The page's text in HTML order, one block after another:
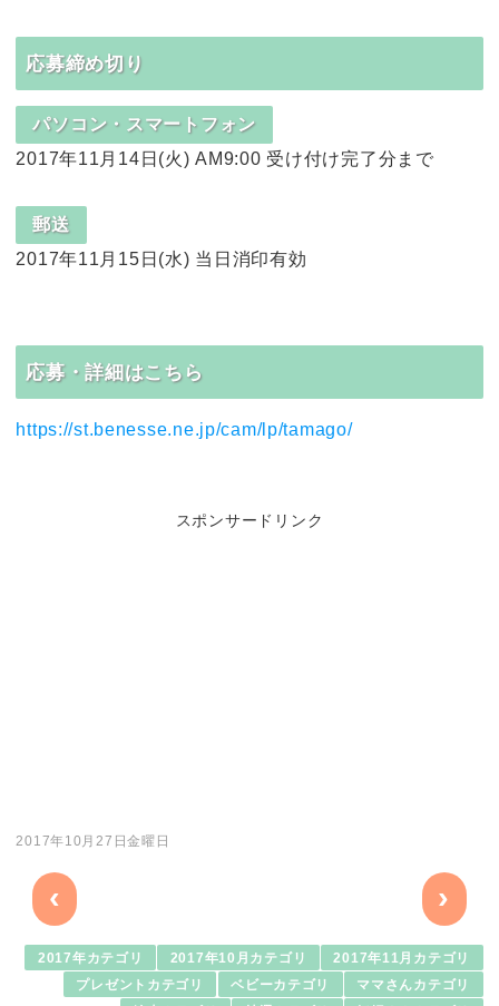
応募締め切り
パソコン・スマートフォン
2017年11月14日(火) AM9:00 受け付け完了分まで
郵送
2017年11月15日(水) 当日消印有効
応募・詳細はこちら
https://st.benesse.ne.jp/cam/lp/tamago/
スポンサードリンク
2017年10月27日金曜日
‹ ›
2017年カテゴリ 2017年10月カテゴリ 2017年11月カテゴリ
プレゼントカテゴリ ベビーカテゴリ ママさんカテゴリ